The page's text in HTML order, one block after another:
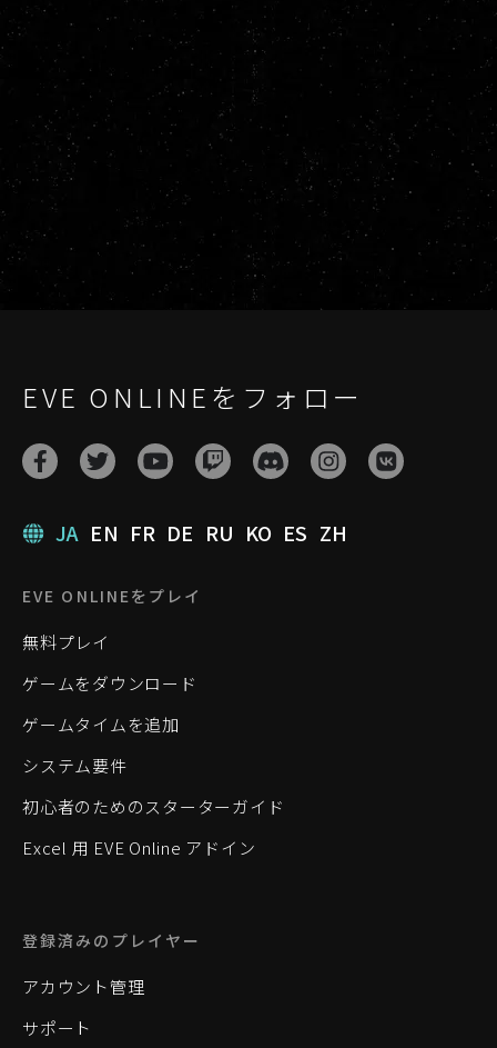
EVE ONLINEをフォロー
JA EN FR DE RU KO ES ZH
EVE ONLINEをプレイ
無料プレイ
ゲームをダウンロード
ゲームタイムを追加
システム要件
初心者のためのスターターガイド
Excel 用 EVE Online アドイン
登録済みのプレイヤー
アカウント管理
サポート